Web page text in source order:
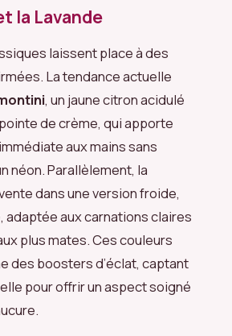
la Lavande
laissent place à des
La tendance actuelle
, un jaune citron acidulé
de crème, qui apporte
aux mains sans
néon. Parallèlement, la
dans une version froide,
adaptée aux carnations claires
plus mates. Ces couleurs
des boosters d’éclat, captant
pour offrir un aspect soigné